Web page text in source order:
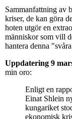
Sammanfattning av
kriser, de kan göra
hoten utgör en
människor som vill
hantera denna
Uppdatering 9
min oro:
Enligt en
Einat Shlein
kungariket
ekonomisk